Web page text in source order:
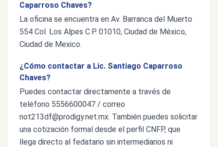
Caparroso Chaves?
La oficina se encuentra en Av. Barranca del Muerto
554 Col. Los Alpes C.P. 01010, Ciudad de México,
Ciudad de Mexico.
¿Cómo contactar a Lic. Santiago Caparroso
Chaves?
Puedes contactar directamente a través de
teléfono 5556600047 / correo
not213df@prodigy.net.mx. También puedes solicitar
una cotización formal desde el perfil CNFP, que
llega directo al fedatario sin intermediarios ni